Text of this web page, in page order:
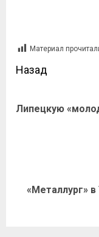
Материал
Назад
Липецкую
«Металлург»